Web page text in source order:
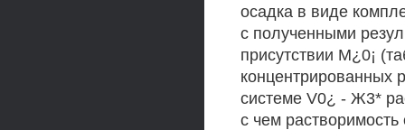
осадка в виде
с полученными
присутствии M¿0¡
концентрированных
системе V0¿ - Ж3*
с чем